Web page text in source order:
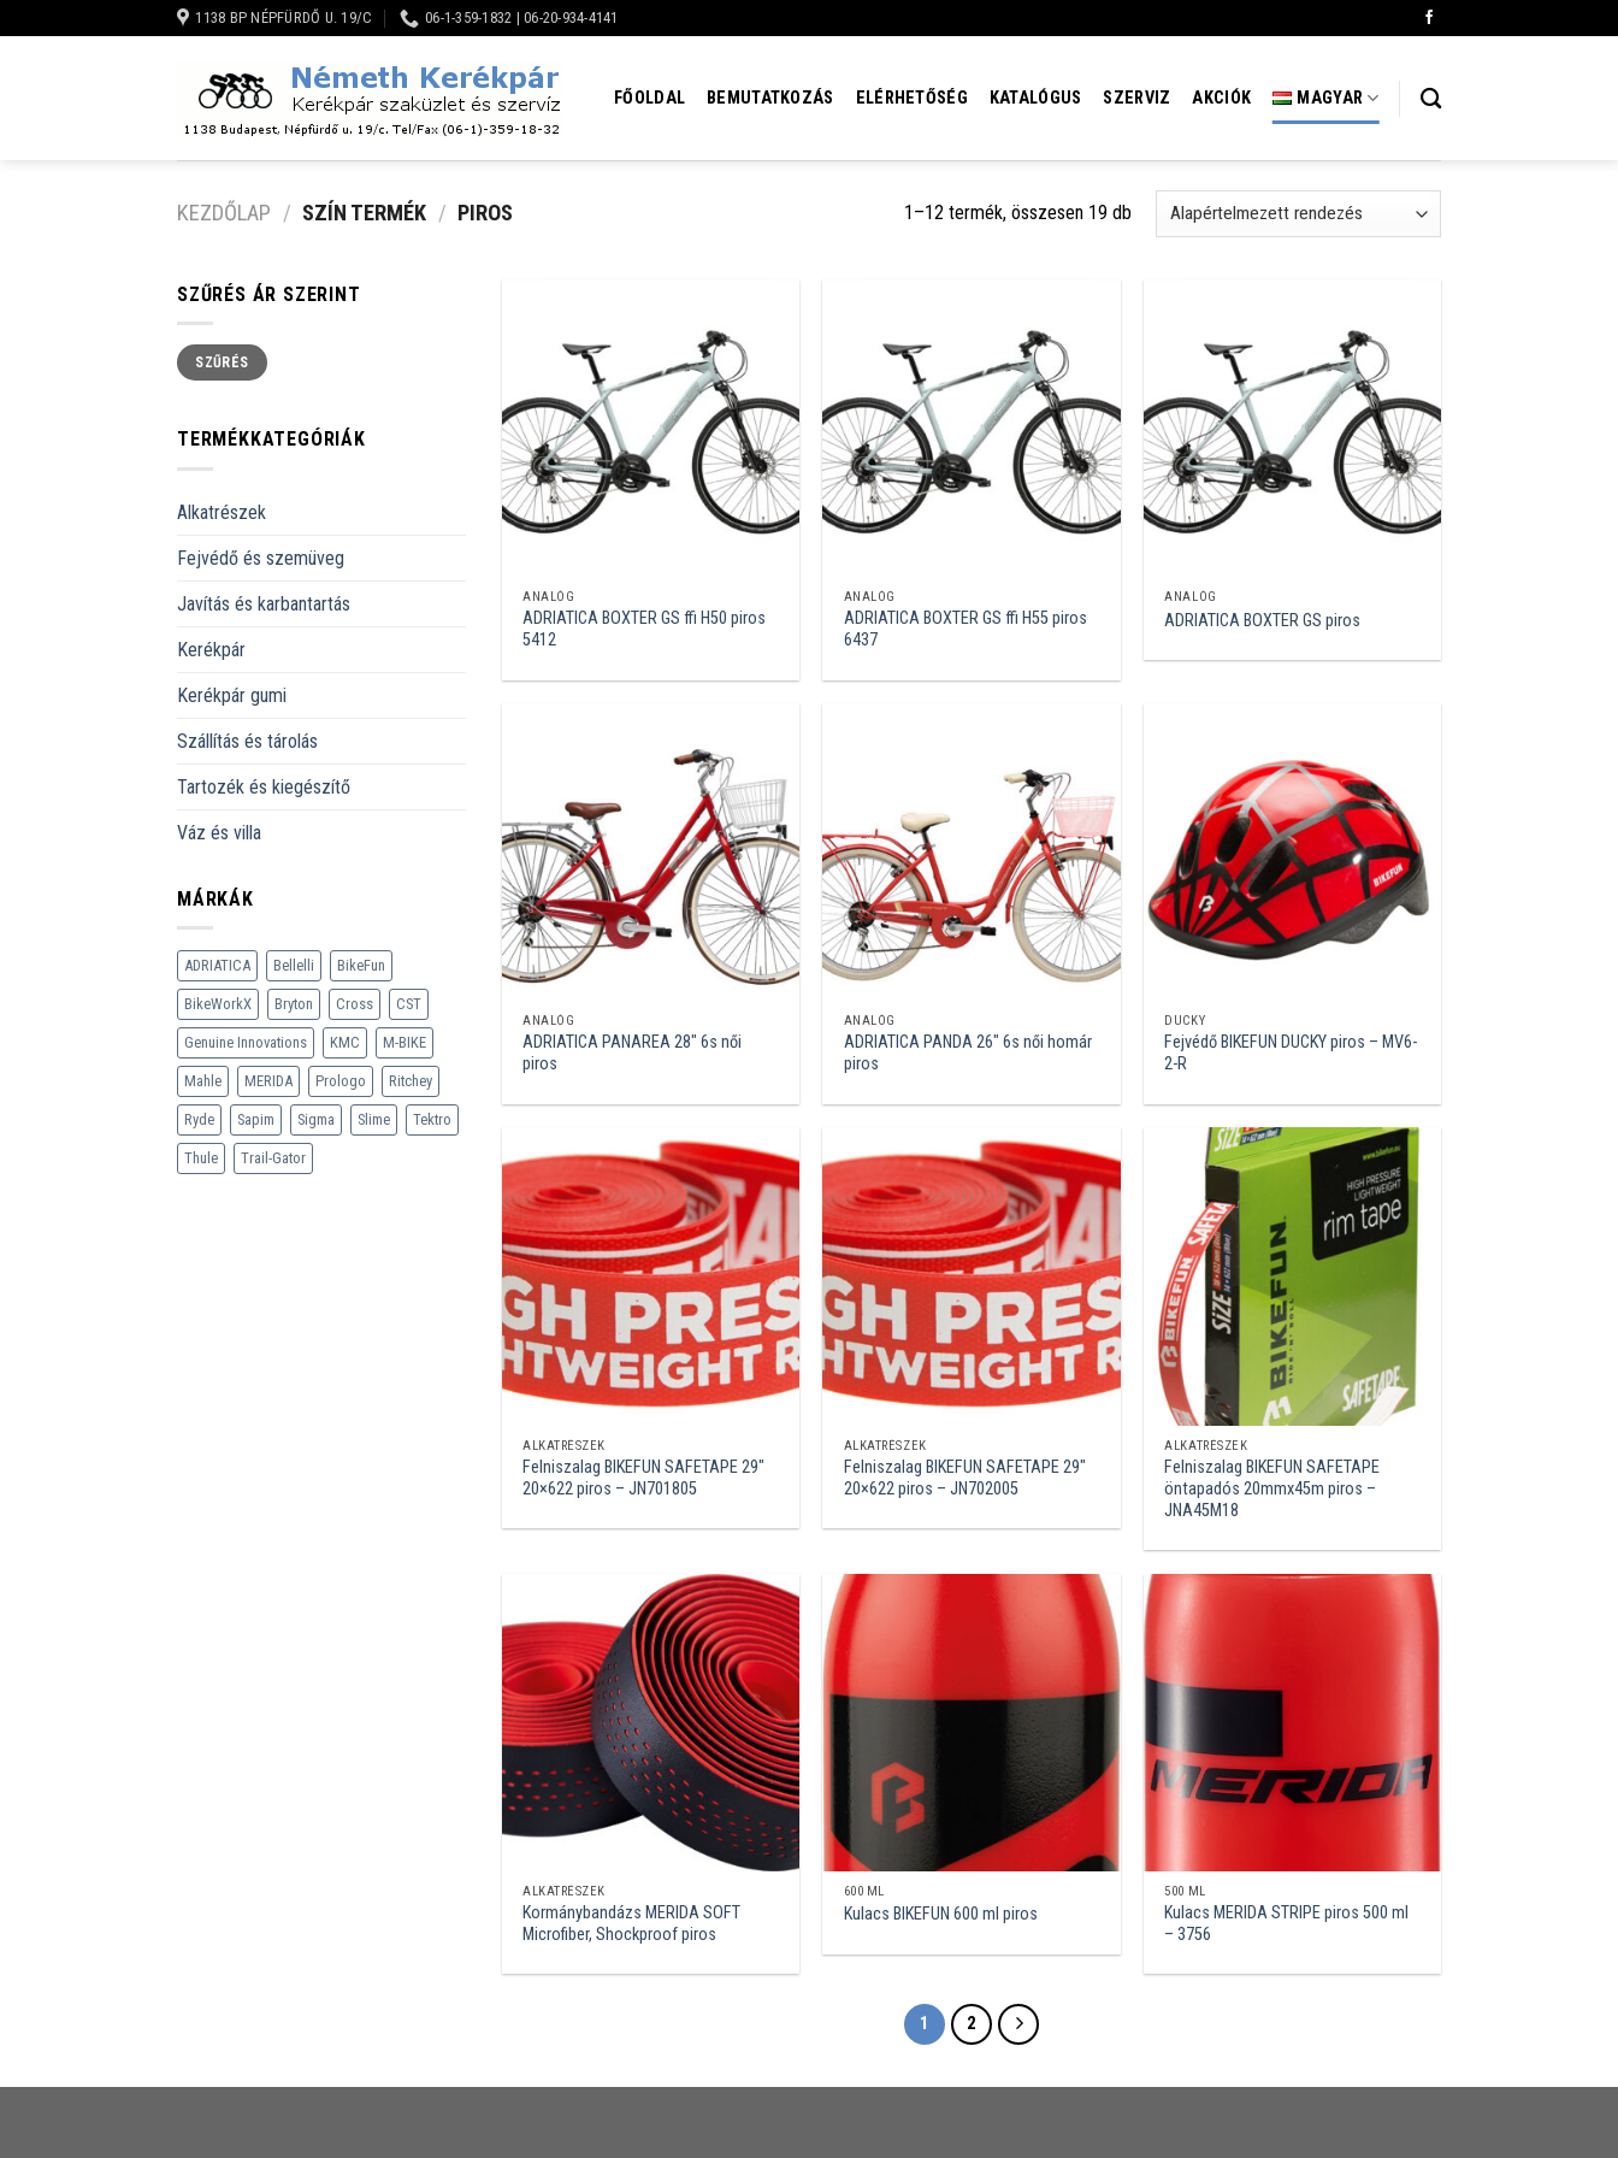
to
1138 BP NÉPFÜRDŐ U. 19/C 06-1-359-1832 | 06-20-934-4141
FŐOLDAL BEMUTATKOZÁS ELÉRHETŐSÉG KATALÓGUS SZERVIZ AKCIÓK MAGYAR
KEZDŐLAP / SZÍN TERMÉK / PIROS 1–12 termék, összesen 19 db
SZŰRÉS ÁR SZERINT
Min
ár
Max
ár
SZŰRÉS
TERMÉKKATEGÓRIÁK
Alkatrészek
Fejvédő és szemüveg
Javítás és karbantartás
Kerékpár
Kerékpár gumi
Szállítás és tárolás
Tartozék és kiegészítő
Váz és villa
MÁRKÁK
ADRIATICA Bellelli BikeFun
BikeWorkX Bryton Cross CST
Genuine Innovations KMC M-BIKE
Mahle MERIDA Prologo Ritchey
Ryde Sapim Sigma Slime Tektro
Thule Trail-Gator
ANALÓG
ADRIATICA BOXTER GS ffi H50 piros
5412
ANALÓG
ADRIATICA BOXTER GS ffi H55 piros
6437
ANALÓG
ADRIATICA BOXTER GS piros
ANALÓG
ADRIATICA PANAREA 28″ 6s női
piros
ANALÓG
ADRIATICA PANDA 26″ 6s női homár
piros
DUCKY
Fejvédő BIKEFUN DUCKY piros – MV6-
2-R
ALKATRÉSZEK
Felniszalag BIKEFUN SAFETAPE 29″
20×622 piros – JN701805
ALKATRÉSZEK
Felniszalag BIKEFUN SAFETAPE 29″
20×622 piros – JN702005
ALKATRÉSZEK
Felniszalag BIKEFUN SAFETAPE
öntapadós 20mmx45m piros –
JNA45M18
ALKATRÉSZEK
Kormánybandázs MERIDA SOFT
Microfiber, Shockproof piros
600 ML
Kulacs BIKEFUN 600 ml piros
500 ML
Kulacs MERIDA STRIPE piros 500 ml
– 3756
1 2